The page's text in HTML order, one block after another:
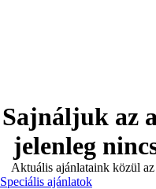
Sajnáljuk az
jelenleg
Aktuális ajánlataink közül
Speciális ajánlatok